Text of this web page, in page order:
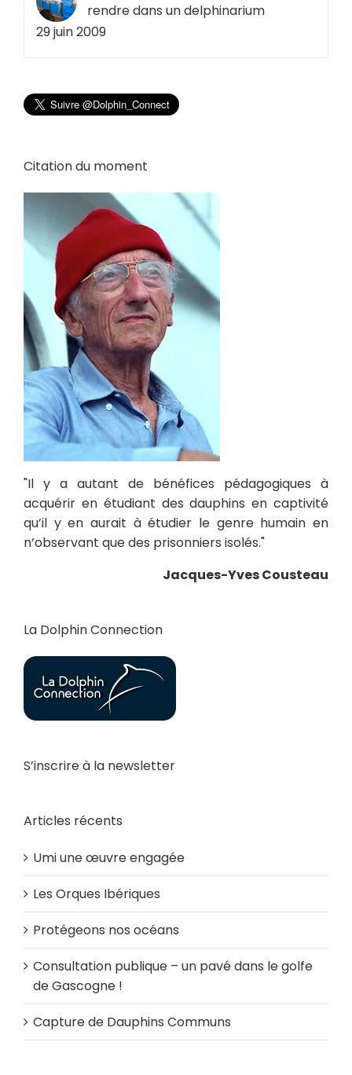
rendre dans un delphinarium
29 juin 2009
Citation du moment
"Il y a autant de bénéfices pédagogiques à
acquérir en étudiant des dauphins en captivité
qu’il y en aurait à étudier le genre humain en
n’observant que des prisonniers isolés."
Jacques-Yves Cousteau
La Dolphin Connection
S’inscrire à la newsletter
Articles récents
Umi une œuvre engagée
Les Orques Ibériques
Protégeons nos océans
Consultation publique – un pavé dans le golfe
de Gascogne !
Capture de Dauphins Communs